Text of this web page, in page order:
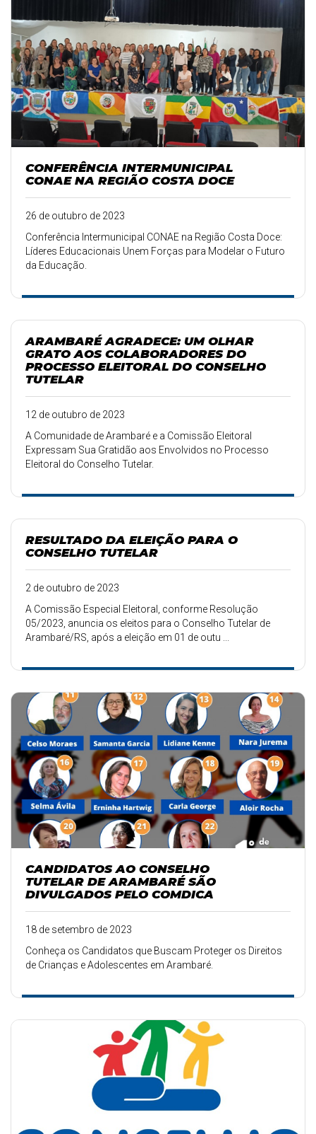
CONFERÊNCIA INTERMUNICIPAL
CONAE NA REGIÃO COSTA DOCE
26 de outubro de 2023
Conferência Intermunicipal CONAE na Região Costa Doce:
Líderes Educacionais Unem Forças para Modelar o Futuro
da Educação.
ARAMBARÉ AGRADECE: UM OLHAR
GRATO AOS COLABORADORES DO
PROCESSO ELEITORAL DO CONSELHO
TUTELAR
12 de outubro de 2023
A Comunidade de Arambaré e a Comissão Eleitoral
Expressam Sua Gratidão aos Envolvidos no Processo
Eleitoral do Conselho Tutelar.
RESULTADO DA ELEIÇÃO PARA O
CONSELHO TUTELAR
2 de outubro de 2023
A Comissão Especial Eleitoral, conforme Resolução
05/2023, anuncia os eleitos para o Conselho Tutelar de
Arambaré/RS, após a eleição em 01 de outu ...
CANDIDATOS AO CONSELHO
TUTELAR DE ARAMBARÉ SÃO
DIVULGADOS PELO COMDICA
18 de setembro de 2023
Conheça os Candidatos que Buscam Proteger os Direitos
de Crianças e Adolescentes em Arambaré.